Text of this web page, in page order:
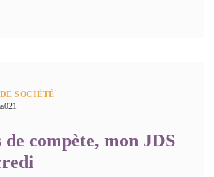
SOCIÉTÉ
compète, mon JDS